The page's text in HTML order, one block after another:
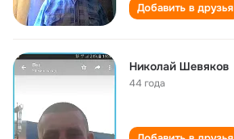
Добавить в друзья
Николай Шевяков
44 года